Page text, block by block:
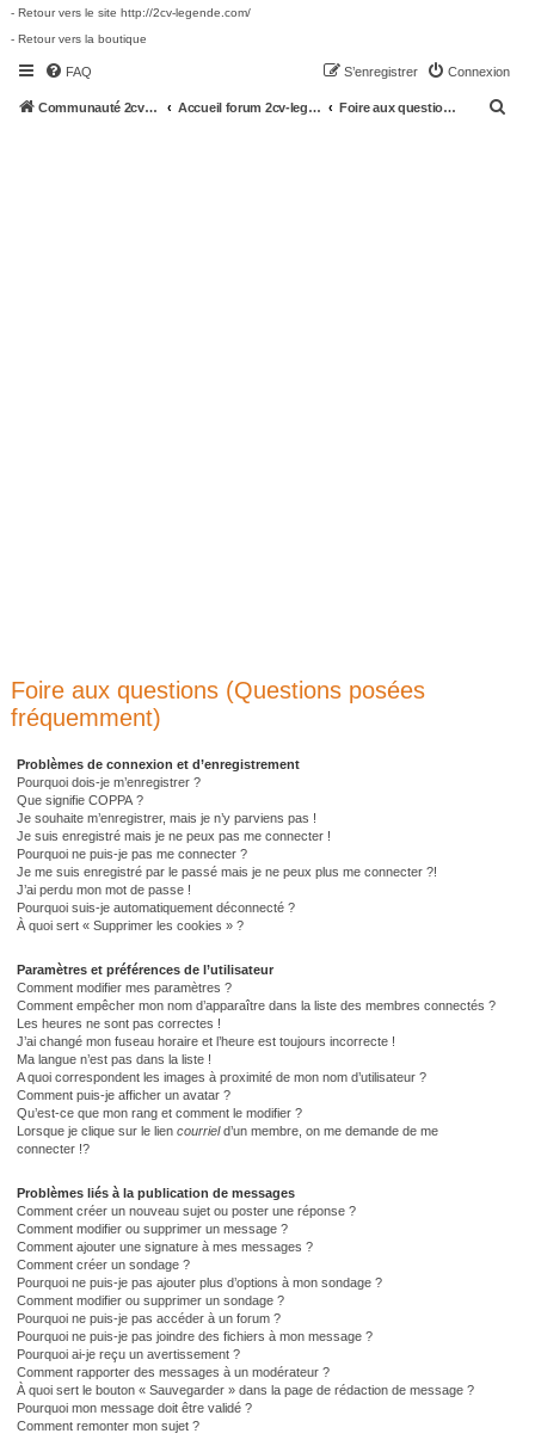
- Retour vers le site http://2cv-legende.com/
- Retour vers la boutique
FAQ Connexion
S’enregistrer
Communauté 2cv-legende.com Accueil forum 2cv-legende.com Foire aux questions (Questions posées fréquemment)
Foire aux questions (Questions posées
fréquemment)
Problèmes de connexion et d’enregistrement
Pourquoi dois-je m’enregistrer ?
Que signifie COPPA ?
Je souhaite m’enregistrer, mais je n’y parviens pas !
Je suis enregistré mais je ne peux pas me connecter !
Pourquoi ne puis-je pas me connecter ?
Je me suis enregistré par le passé mais je ne peux plus me connecter ?!
J’ai perdu mon mot de passe !
Pourquoi suis-je automatiquement déconnecté ?
À quoi sert « Supprimer les cookies » ?
Paramètres et préférences de l’utilisateur
Comment modifier mes paramètres ?
Comment empêcher mon nom d’apparaître dans la liste des membres connectés ?
Les heures ne sont pas correctes !
J’ai changé mon fuseau horaire et l’heure est toujours incorrecte !
Ma langue n’est pas dans la liste !
A quoi correspondent les images à proximité de mon nom d’utilisateur ?
Comment puis-je afficher un avatar ?
Qu’est-ce que mon rang et comment le modifier ?
Lorsque je clique sur le lien courrield’un membre, on me demande de me
connecter !?
Problèmes liés à la publication de messages
Comment créer un nouveau sujet ou poster une réponse ?
Comment modifier ou supprimer un message ?
Comment ajouter une signature à mes messages ?
Comment créer un sondage ?
Pourquoi ne puis-je pas ajouter plus d’options à mon sondage ?
Comment modifier ou supprimer un sondage ?
Pourquoi ne puis-je pas accéder à un forum ?
Pourquoi ne puis-je pas joindre des fichiers à mon message ?
Pourquoi ai-je reçu un avertissement ?
Comment rapporter des messages à un modérateur ?
À quoi sert le bouton « Sauvegarder » dans la page de rédaction de message ?
Pourquoi mon message doit être validé ?
Comment remonter mon sujet ?